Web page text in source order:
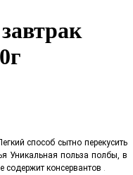
способ сытно перекусить
Уникальная польза полбы, в
содержит консервантов .